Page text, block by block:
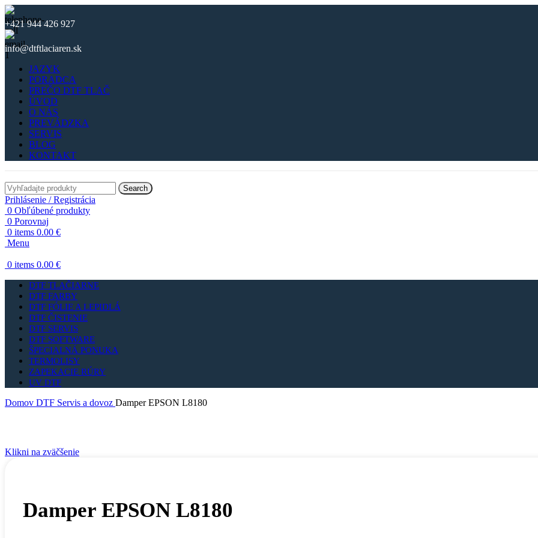
+421 944 426 927
info@dtftlaciaren.sk
JAZYK
PORADCA
PREČO DTF TLAČ
ÚVOD
O NÁS
PREVÁDZKA
SERVIS
BLOG
KONTAKT
Search
Prihlásenie / Registrácia
0 Obľúbené produkty
0 Porovnaj
0 items 0.00 €
Menu
0 items 0.00 €
DTF TLAČIARNE
DTF FARBY
DTF FÓLIE A LEPIDLÁ
DTF ČISTENIE
DTF SERVIS
DTF SOFTWARE
ŠPECIALNÁ PONUKA
TERMOLISY
ZAPEKACIE RÚRY
UV DTF
Domov DTF Servis a dovoz Damper EPSON L8180
Klikni na zväčšenie
Damper EPSON L8180